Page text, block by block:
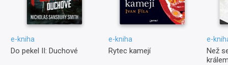
e-kniha
Do pekel II: Duchové
e-kniha
Rytec kamejí
e-
Než